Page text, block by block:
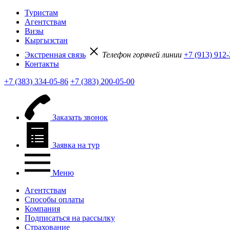
Туристам
Агентствам
Визы
Кыргызстан
Экстренная связь
Телефон горячей линии +7 (913)
Контакты
+7 (383) 334-05-86 +7 (383) 200-05-00
Заказать звонок
Заявка на тур
Меню
Агентствам
Способы оплаты
Компания
Подписаться на рассылку
Страхование